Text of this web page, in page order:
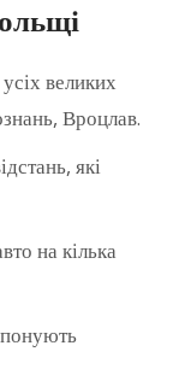
великих
Вроцлав.
які
на кілька